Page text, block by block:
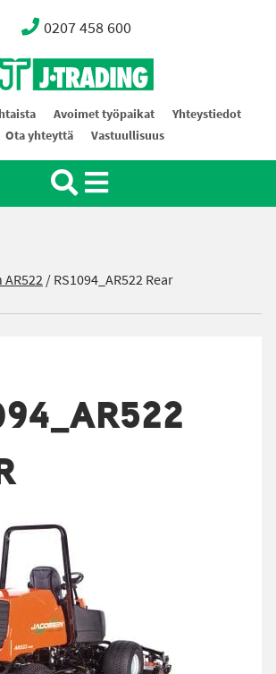
0207 458 600
J-Trading AbAvoimet työpaikat
Yhteystiedot
Ota yhteyttä
Vastuullisuus
/RS1094_AR522 Rear